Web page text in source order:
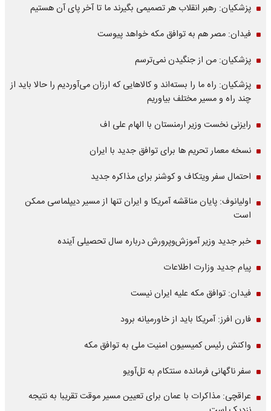
پزشکیان: رهبر انقلاب هر تصمیمی بگیرند ما تا آخر پای آن هستیم
فیدان: مصر هم به توافق مکه خواهد پیوست
پزشکیان: من از جنگیدن نمی‌ترسم
پزشکیان: راه ما را بسته‌اند و کالاهایی که ارزان می‌آوردیم را حالا باید از
چند راه و مسیر مختلف بیاوریم
رایزنی نخست وزیر ارمنستان با الهام علی اف
نسخه معمار تحریم ها برای توافق جدید با ایران
احتمال سفر ویتکاف و کوشنر برای مذاکره جدید
اولیانوف: پایان مناقشه آمریکا و ایران تنها از مسیر دیپلماسی ممکن
است
خبر جدید وزیر آموزش‌وپرورش درباره سال تحصیلی آینده
پیام جدید وزارت اطلاعات
فیدان: توافق مکه علیه ایران نیست
فارن افرز: آمریکا باید از خاورمیانه برود
واکنش رئیس کمیسیون امنیت ملی به توافق مکه
سفر ناگهانی فرمانده سنتکام به تل‌آویو
عراقچی: مذاکرات با عمان برای تعیین مسیر موقت تقریبا به نتیجه